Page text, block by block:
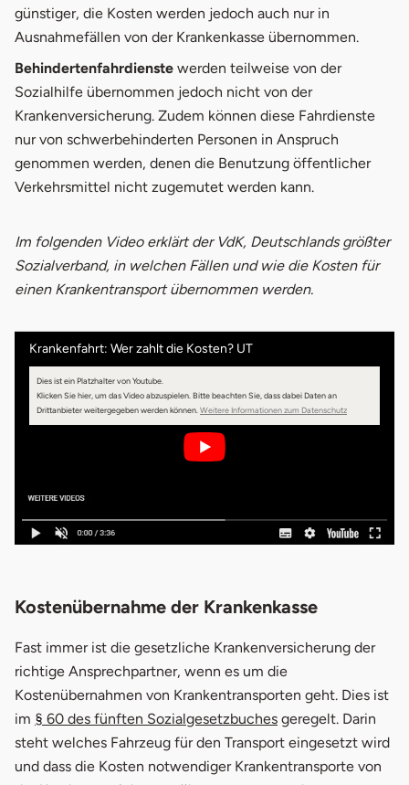
günstiger, die Kosten werden jedoch auch nur in
Ausnahmefällen von der Krankenkasse übernommen.
Behindertenfahrdienste werden teilweise von der
Sozialhilfe übernommen jedoch nicht von der
Krankenversicherung. Zudem können diese Fahrdienste
nur von schwerbehinderten Personen in Anspruch
genommen werden, denen die Benutzung öffentlicher
Verkehrsmittel nicht zugemutet werden kann.
Im folgenden Video erklärt der VdK, Deutschlands größter
Sozialverband, in welchen Fällen und wie die Kosten für
einen Krankentransport übernommen werden.
Krankenfahrt: Wer zahlt die Kosten? UT
Dies ist ein Platzhalter von Youtube.
Klicken Sie hier, um das Video abzuspielen.Bitte beachten Sie, dass dabei Daten an
Drittanbieter weitergegeben werden können.Weitere Informationen zum Datenschutz
Kostenübernahme der Krankenkasse
Fast immer ist die gesetzliche Krankenversicherung der
richtige Ansprechpartner, wenn es um die
Kostenübernahmen von Krankentransporten geht. Dies ist
im § 60 des fünften Sozialgesetzbuches geregelt. Darin
steht welches Fahrzeug für den Transport eingesetzt wird
und dass die Kosten notwendiger Krankentransporte von